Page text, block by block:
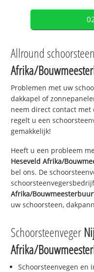
Allround
Afrika/
Problemen met uw
dakkapel of
neem direct contact met
regelt u een
gemakkelijk!
Heeft u een probleem
Heseveld Afrika/
bel ons. De
Afrika/
uw schoorsteen,
Schoorsteenveger
Afrika/
Schoorsteenvegen en